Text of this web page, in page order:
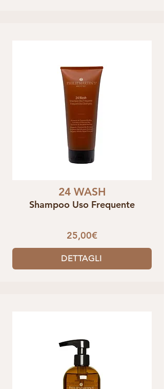
24 WASH
Shampoo Uso Frequente
25,00€
DETTAGLI